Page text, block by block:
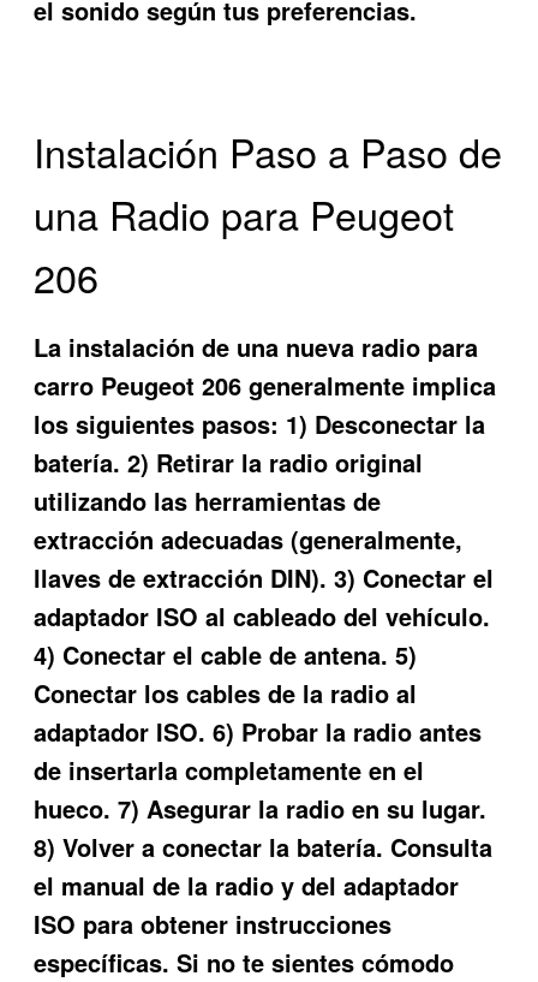
el sonido según tus preferencias.
Instalación Paso a Paso de
una Radio para Peugeot
206
La instalación de una nueva radio para
carro Peugeot 206 generalmente implica
los siguientes pasos: 1) Desconectar la
batería. 2) Retirar la radio original
utilizando las herramientas de
extracción adecuadas (generalmente,
llaves de extracción DIN). 3) Conectar el
adaptador ISO al cableado del vehículo.
4) Conectar el cable de antena. 5)
Conectar los cables de la radio al
adaptador ISO. 6) Probar la radio antes
de insertarla completamente en el
hueco. 7) Asegurar la radio en su lugar.
8) Volver a conectar la batería. Consulta
el manual de la radio y del adaptador
ISO para obtener instrucciones
específicas. Si no te sientes cómodo